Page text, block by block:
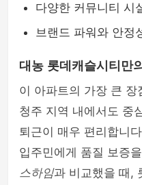
다양한 커뮤니티 시
브랜드 파워와 안정
대농 롯데캐슬시티만
이 아파트의 가장 큰 장
청주 지역 내에서도 중
퇴근이 매우 편리합니
입주민에게 품질 보증
스하임과 비교했을 때,